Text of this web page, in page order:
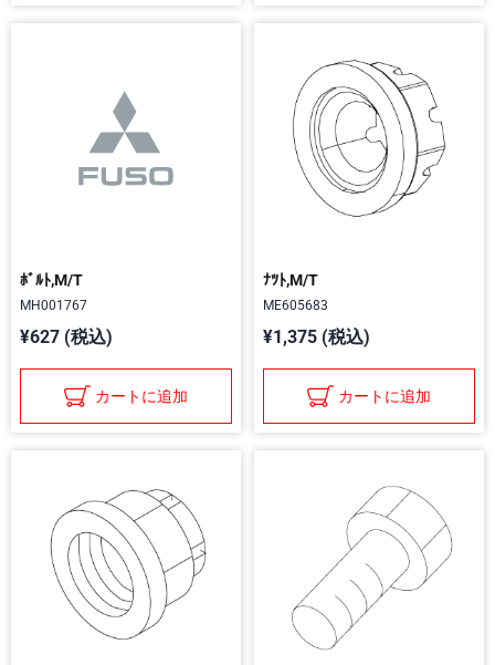
ﾎﾞﾙﾄ,M/T
MH001767
¥627 (税込)
カートに追加
ﾅﾂﾄ,M/T
ME605683
¥1,375 (税込)
カートに追加